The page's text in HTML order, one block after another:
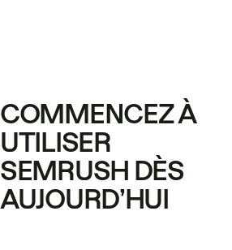
COMMENCEZ À
UTILISER
SEMRUSH DÈS
AUJOURD’HUI